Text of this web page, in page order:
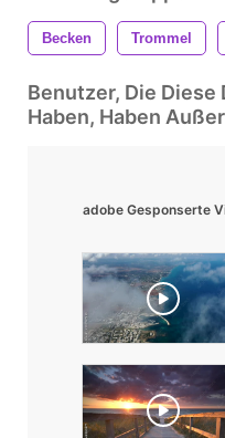
Becken Trommel
Benutzer, Die
Haben, Haben
adobe Gesponserte